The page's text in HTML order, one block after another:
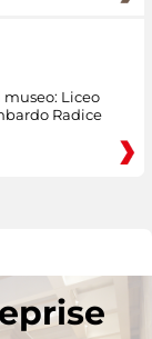
Liceo
Radice